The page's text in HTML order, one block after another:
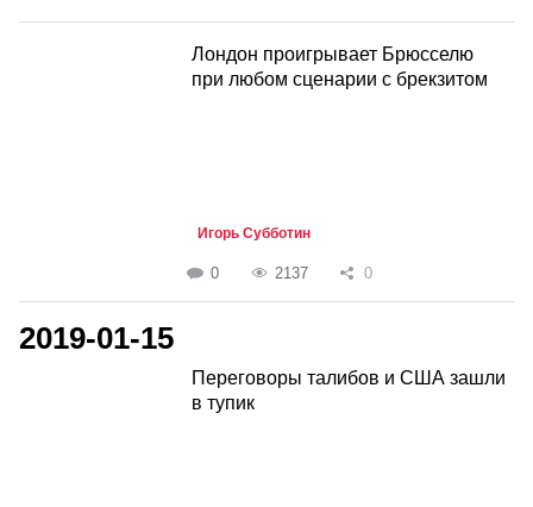
Лондон проигрывает Брюсселю
при любом сценарии с брекзитом
Игорь Субботин
0 2137 0
2019-01-15
Переговоры талибов и США зашли
в тупик